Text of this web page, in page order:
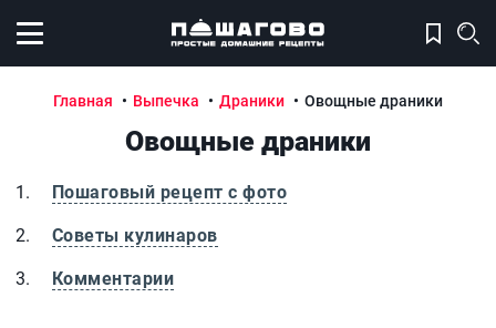
Открыть меню
Главная Выпечка Драники Овощные драники
Овощные драники
Пошаговый рецепт с фото
Советы кулинаров
Комментарии